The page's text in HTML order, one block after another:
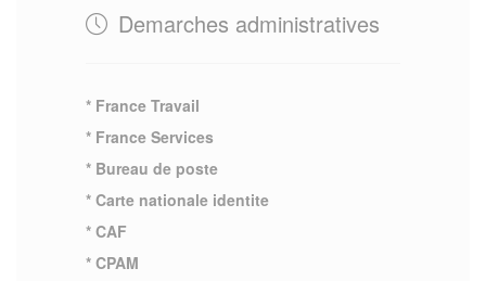
Demarches administratives
* France Travail
* France Services
* Bureau de poste
* Carte nationale identite
* CAF
* CPAM